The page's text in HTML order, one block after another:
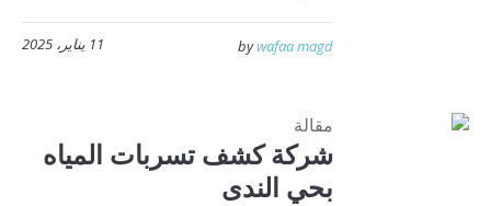
11 يناير، 2025 bywafaa magd
مقالة
شركة كشف تسربات المياه
بحي الندى